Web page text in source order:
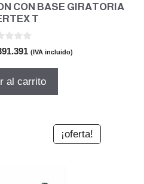
CON BASE GIRATORIA
T
El
actual
(IVA incluido)
al carrito
¡oferta!